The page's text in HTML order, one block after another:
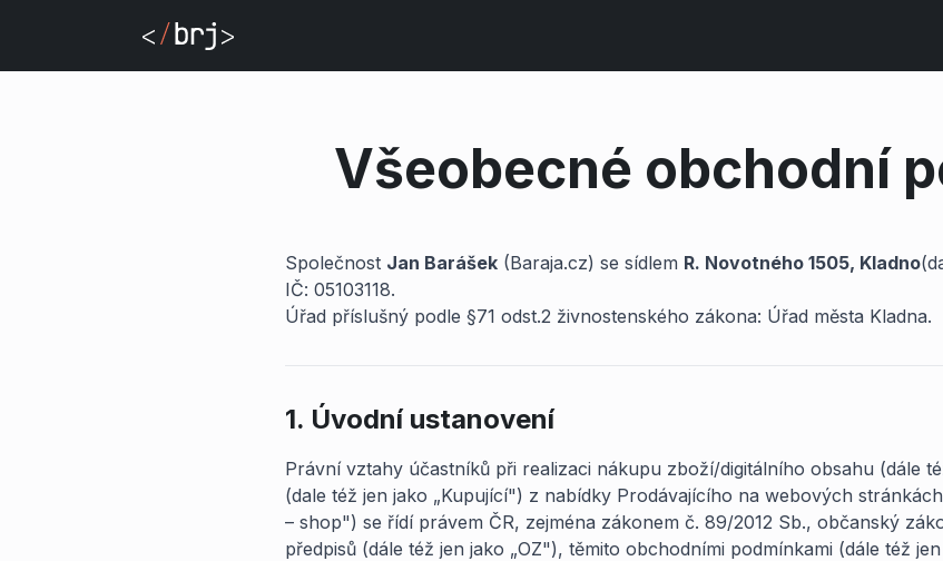
Všeobecné obchodní
Společnost Jan Barášek (Baraja.cz) se sídlem R. Novotného 1505, Kladno
IČ: 05103118.
Úřad příslušný podle §71 odst.2 živnostenského zákona: Úřad města Kladna.
1. Úvodní ustanovení
Právní vztahy účastníků při realizaci nákupu zboží/digitálního obsahu (dále
(dale též jen jako „Kupující") z nabídky Prodávajícího na webových
– shop") se řídí právem ČR, zejména zákonem č. 89/2012 Sb., občanský
předpisů (dále též jen jako „OZ"), těmito obchodními podmínkami (dále též